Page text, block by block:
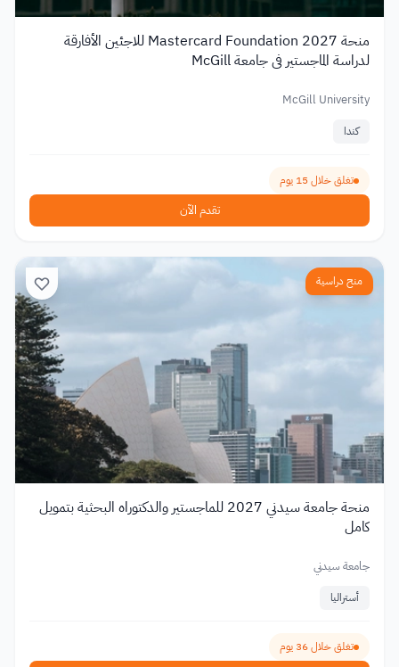
منحة Mastercard Foundation 2027 للاجئين الأفارقة
لدراسة الماجستير في جامعة McGill
McGill University
كندا
تغلق خلال 15 يوم
تقدم الآن
منح دراسية
منحة جامعة سيدني 2027 للماجستير والدكتوراه البحثية بتمويل
كامل
جامعة سيدني
أستراليا
تغلق خلال 36 يوم